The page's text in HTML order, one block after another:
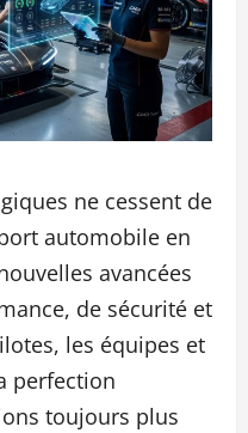
ne cessent de
automobile en
avancées
de sécurité et
les équipes et
perfection
toujours plus